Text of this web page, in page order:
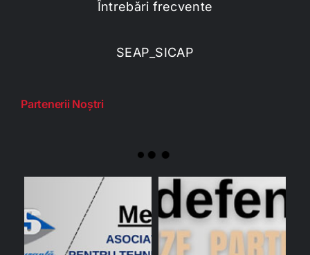
Întrebări frecvente
SEAP_SICAP
Partenerii Noștri